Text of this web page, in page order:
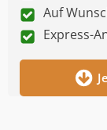
Auf
Express-